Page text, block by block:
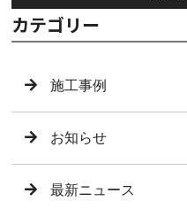
カテゴリー
施工事例
お知らせ
最新ニュース